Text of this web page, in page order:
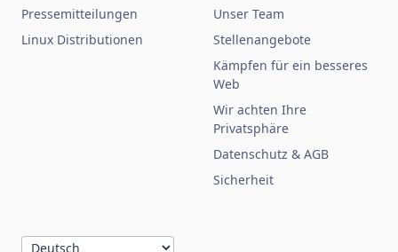
Pressemitteilungen
Linux Distributionen
Unser Team
Stellenangebote
Kämpfen für ein besseres
Web
Wir achten Ihre
Privatsphäre
Datenschutz & AGB
Sicherheit